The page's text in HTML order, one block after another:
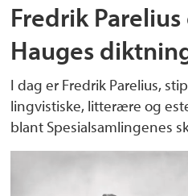
Fredrik
Hauges
I dag er Fredrik Parelius,
lingvistiske, litterære og
blant Spesialsamlingenes